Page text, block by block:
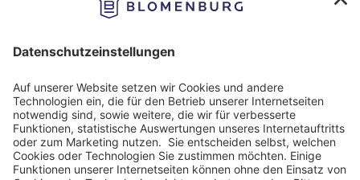
Impressum
Datenschutzinformation